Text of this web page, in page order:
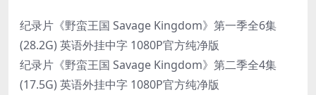
纪录片《野蛮王国 Savage Kingdom》第一季全6集
(28.2G) 英语外挂中字 1080P官方纯净版
纪录片《野蛮王国 Savage Kingdom》第二季全4集
(17.5G) 英语外挂中字 1080P官方纯净版